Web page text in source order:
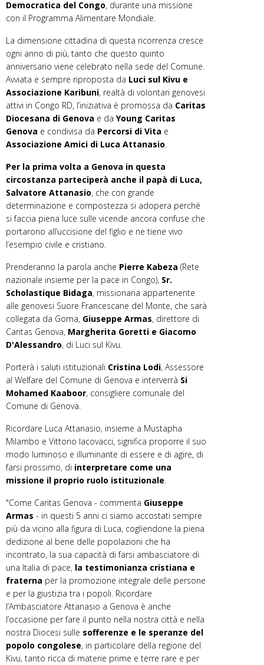
Democratica del Congo, durante una missione
con il Programma Alimentare Mondiale.
La dimensione cittadina di questa ricorrenza cresce
ogni anno di più, tanto che questo quinto
anniversario viene celebrato nella sede del Comune.
Avviata e sempre riproposta da Luci sul Kivu e
Associazione Karibuni, realtà di volontari genovesi
attivi in Congo RD, l’iniziativa è promossa da Caritas
Diocesana di Genova e da Young Caritas
Genova e condivisa da Percorsi di Vita e
Associazione Amici di Luca Attanasio.
Per la prima volta a Genova in questa
circostanza parteciperà anche il papà di Luca,
Salvatore Attanasio, che con grande
determinazione e compostezza si adopera perché
si faccia piena luce sulle vicende ancora confuse che
portarono all’uccisione del figlio e ne tiene vivo
l’esempio civile e cristiano.
Prenderanno la parola anche Pierre Kabeza (Rete
nazionale insieme per la pace in Congo), Sr.
Scholastique Bidaga, missionaria appartenente
alle genovesi Suore Francescane del Monte, che sarà
collegata da Goma, Giuseppe Armas, direttore di
Caritas Genova, Margherita Goretti e Giacomo
D'Alessandro, di Luci sul Kivu.
Porterà i saluti istituzionali Cristina Lodi, Assessore
al Welfare del Comune di Genova e interverrà Si
Mohamed Kaaboor, consigliere comunale del
Comune di Genova.
Ricordare Luca Attanasio, insieme a Mustapha
Milambo e Vittorio Iacovacci, significa proporre il suo
modo luminoso e illuminante di essere e di agire, di
farsi prossimo, di interpretare come una
missione il proprio ruolo istituzionale.
"Come Caritas Genova - commenta Giuseppe
Armas - in questi 5 anni ci siamo accostati sempre
più da vicino alla figura di Luca, cogliendone la piena
dedizione al bene delle popolazioni che ha
incontrato, la sua capacità di farsi ambasciatore di
una Italia di pace, la testimonianza cristiana e
fraterna per la promozione integrale delle persone
e per la giustizia tra i popoli. Ricordare
l’Ambasciatore Attanasio a Genova è anche
l’occasione per fare il punto nella nostra città e nella
nostra Diocesi sulle sofferenze e le speranze del
popolo congolese, in particolare della regione del
Kivu, tanto ricca di materie prime e terre rare e per